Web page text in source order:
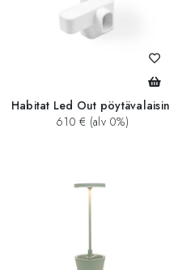
Habitat Led Out pöytävalaisin
610 € (alv 0%)